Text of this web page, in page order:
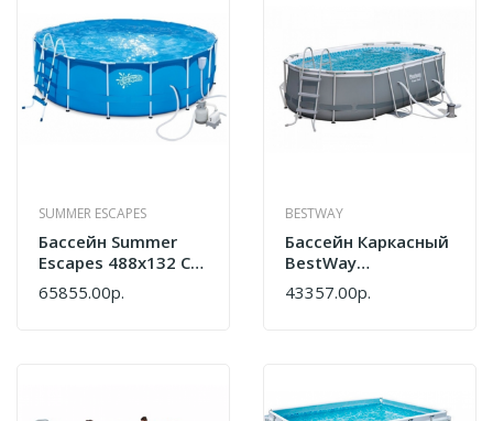
SUMMER ESCAPES
Бассейн Summer
Escapes 488х132 См
P20-1652-S
65855.00р.
BESTWAY
Бассейн Каркасный
BestWay
427*250*100 См
56620
43357.00р.